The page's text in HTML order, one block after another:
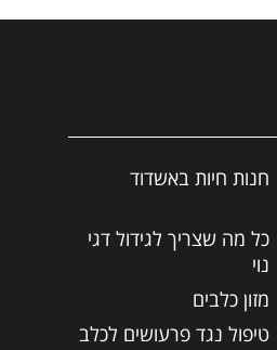
חנות חיות באשדוד
כל מה שצריך לגידול דגי
נוי
מזון כלבים
טיפול נגד פרעושים לכלב